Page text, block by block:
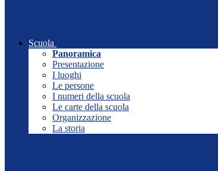
Scuola
Panoramica
Presentazione
I luoghi
Le persone
I numeri della scuola
Le carte della scuola
Organizzazione
La storia